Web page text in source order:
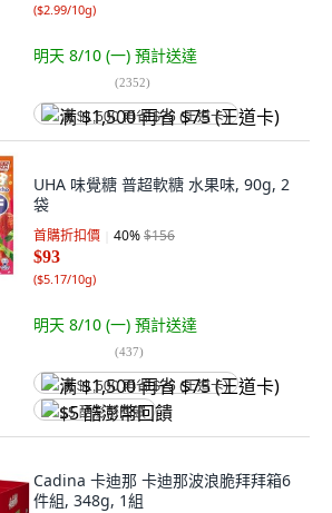
($2.99/10g)
明天 8/10 (一) 預計送達
(2352)
满 $1,500 再省 $75 (王道卡)
UHA 味覺糖 普超軟糖 水果味, 90g, 2
袋
首購折扣價 40%$156
$93
($5.17/10g)
明天 8/10 (一) 預計送達
(437)
满 $1,500 再省 $75 (王道卡)
$5 酷澎幣回饋
Cadina 卡迪那 卡迪那波浪脆拜拜箱6
件組, 348g, 1組